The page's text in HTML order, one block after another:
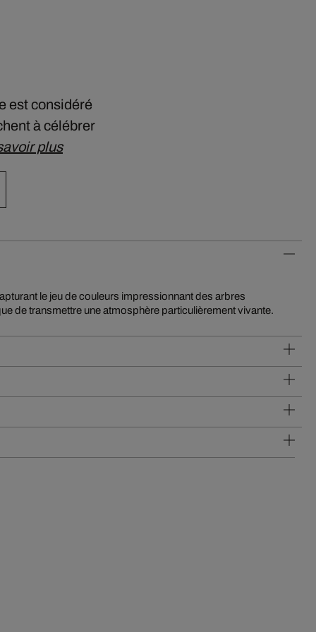
est considéré
à célébrer
plus
de transmettre une atmosphère particulièrement vivante.